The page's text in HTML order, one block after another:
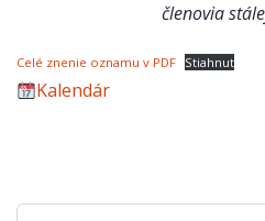
členovia
Celé znenie oznamu v PDF Stiahnuť
Kalendár